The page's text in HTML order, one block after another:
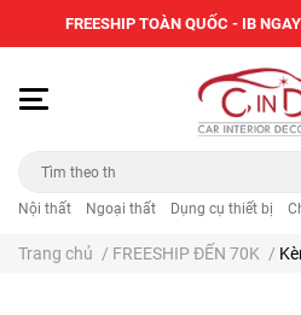
Nội thất Ngoại thất Dụng cụ thiết bị
Trang chủ / FREESHIP ĐẾN 70K /
FREESHIP TOÀN QUỐC - IB